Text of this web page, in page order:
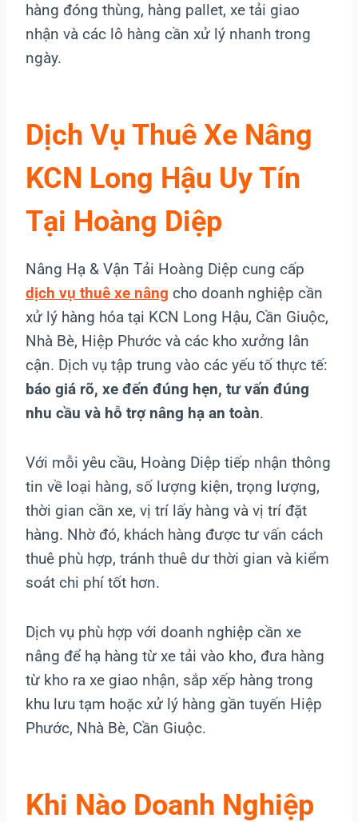
hàng đóng thùng, hàng pallet, xe tải giao
nhận và các lô hàng cần xử lý nhanh trong
ngày.
Dịch Vụ Thuê Xe Nâng
KCN Long Hậu Uy Tín
Tại Hoàng Diệp
Nâng Hạ & Vận Tải Hoàng Diệp cung cấp
dịch vụ thuê xe nâng cho doanh nghiệp cần
xử lý hàng hóa tại KCN Long Hậu, Cần Giuộc,
Nhà Bè, Hiệp Phước và các kho xưởng lân
cận. Dịch vụ tập trung vào các yếu tố thực tế:
báo giá rõ, xe đến đúng hẹn, tư vấn đúng
nhu cầu và hỗ trợ nâng hạ an toàn.
Với mỗi yêu cầu, Hoàng Diệp tiếp nhận thông
tin về loại hàng, số lượng kiện, trọng lượng,
thời gian cần xe, vị trí lấy hàng và vị trí đặt
hàng. Nhờ đó, khách hàng được tư vấn cách
thuê phù hợp, tránh thuê dư thời gian và kiểm
soát chi phí tốt hơn.
Dịch vụ phù hợp với doanh nghiệp cần xe
nâng để hạ hàng từ xe tải vào kho, đưa hàng
từ kho ra xe giao nhận, sắp xếp hàng trong
khu lưu tạm hoặc xử lý hàng gần tuyến Hiệp
Phước, Nhà Bè, Cần Giuộc.
Khi Nào Doanh Nghiệp